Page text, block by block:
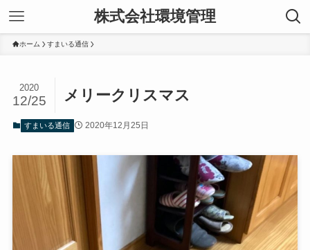
株式会社環境管理
ホーム すまいる通信
メリークリスマス
2020
12/25
すまいる通信 2020年12月25日